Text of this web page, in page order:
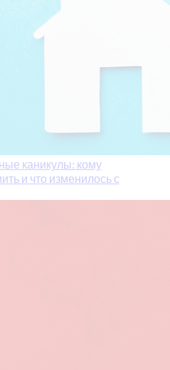
каникулы: кому
и что изменилось с